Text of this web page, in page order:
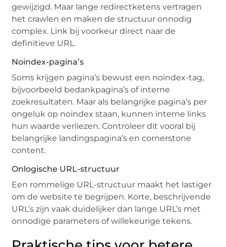
gewijzigd. Maar lange redirectketens vertragen
het crawlen en maken de structuur onnodig
complex. Link bij voorkeur direct naar de
definitieve URL.
Noindex-pagina’s
Soms krijgen pagina’s bewust een noindex-tag,
bijvoorbeeld bedankpagina’s of interne
zoekresultaten. Maar als belangrijke pagina’s per
ongeluk op noindex staan, kunnen interne links
hun waarde verliezen. Controleer dit vooral bij
belangrijke landingspagina’s en cornerstone
content.
Onlogische URL-structuur
Een rommelige URL-structuur maakt het lastiger
om de website te begrijpen. Korte, beschrijvende
URL’s zijn vaak duidelijker dan lange URL’s met
onnodige parameters of willekeurige tekens.